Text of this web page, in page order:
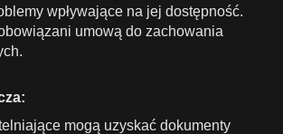
wpływające na jej dostępność.
umową do zachowania
mogą uzyskać dokumenty